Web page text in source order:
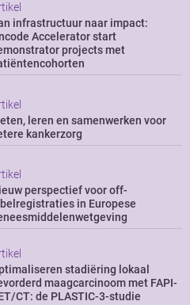
infrastructuur naar impact:
Accelerator start
projects met
leren en samenwerken voor
kankerzorg
perspectief voor off-
in Europese
stadiëring lokaal
maagcarcinoom met FAPI-
CT: de PLASTIC-3-studie